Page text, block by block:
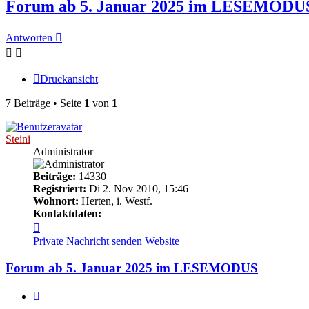
Forum ab 5. Januar 2025 im
Antworten
Druckansicht
7 Beiträge • Seite 1 von 1
Steini
Administrator
Beiträge: 14330
Registriert: Di 2. Nov 2010, 15:46
Wohnort: Herten, i. Westf.
Kontaktdaten:
von
Steini
Private Nachricht senden Website
Forum ab 5. Januar 2025 im LESEMODUS